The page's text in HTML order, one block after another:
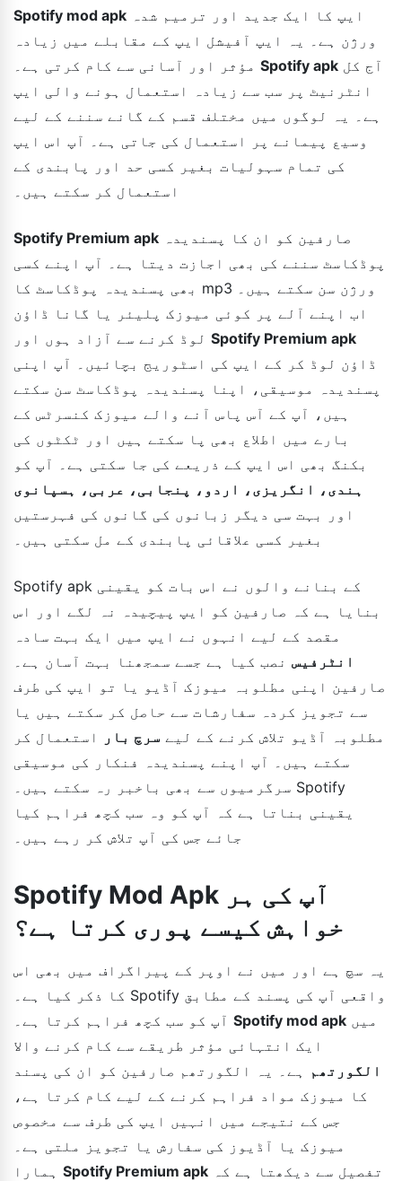
Spotify mod apk
ورژن ہے۔ یہ ایپ آفیشل ایپ کے مقابلے میں زیادہ
Spotify apk
انٹرنیٹ پر سب سے زیادہ استعمال ہونے والی ایپ
ہے۔ یہ لوگوں میں مختلف قسم کے گانے سننے کے لیے
وسیع پیمانے پر استعمال کی جاتی ہے۔ آپ اس ایپ
کی تمام سہولیات بغیر کسی حد اور پابندی کے
استعمال کر سکتے ہیں۔
Spotify Premium apk
پوڈکاسٹ سننے کی بھی اجازت دیتا ہے۔ آپ اپنے کسی
بھی پسندیدہ پوڈکاسٹ کا mp3 ورژن سن سکتے ہیں۔
اب اپنے آلے پر کوئی میوزک پلیئر یا گانا ڈاؤن
Spotify Premium apk
ڈاؤن لوڈ کر کے ایپ کی اسٹوریج بچائیں۔ آپ اپنی
پسندیدہ موسیقی، اپنا پسندیدہ پوڈکاسٹ سن سکتے
ہیں، آپ کے آس پاس آنے والے میوزک کنسرٹس کے
بارے میں اطلاع بھی پا سکتے ہیں اور ٹکٹوں کی
بکنگ بھی اس ایپ کے ذریعے کی جا سکتی ہے۔ آپ کو
ہندی، انگریزی، اردو، پنجابی، عربی، ہسپانوی
اور بہت سی دیگر زبانوں کی گانوں کی فہرستیں
بغیر کسی علاقائی پابندی کے مل سکتی ہیں۔
Spotify apk کے بنانے والوں نے اس بات کو یقینی
بنایا ہے کہ صارفین کو ایپ پیچیدہ نہ لگے اور اس
مقصد کے لیے انہوں نے ایپ میں ایک بہت سادہ
انٹرفیس نصب کیا ہے جسے سمجھنا بہت آسان ہے۔
صارفین اپنی مطلوبہ میوزک آڈیو یا تو ایپ کی طرف
سے تجویز کردہ سفارشات سے حاصل کر سکتے ہیں یا
مطلوبہ آڈیو تلاش کرنے کے لیے سرچ بار
استعمال کر
سکتے ہیں۔ آپ اپنے پسندیدہ فنکار کی موسیقی
سرگرمیوں سے بھی باخبر رہ سکتے ہیں۔ Spotify
یقینی بناتا ہے کہ آپ کو وہ سب کچھ فراہم کیا
جائے جس کی آپ تلاش کر رہے ہیں۔
Spotify Mod Apk آپ کی ہر
خواہش کیسے پوری کرتا ہے؟
یہ سچ ہے اور میں نے اوپر کے پیراگراف میں بھی اس
کا ذکر کیا ہے۔ Spotify واقعی آپ کی پسند کے مطابق
Spotify mod apk
ایک انتہائی مؤثر طریقے سے کام کرنے والا
الگورتھم
ہے۔ یہ الگورتھم صارفین کو ان کی پسند
کا میوزک مواد فراہم کرنے کے لیے کام کرتا ہے،
جس کے نتیجے میں انہیں ایپ کی طرف سے مخصوص
میوزک یا آڈیوز کی سفارش یا تجویز ملتی ہے۔
Spotify Premium apk